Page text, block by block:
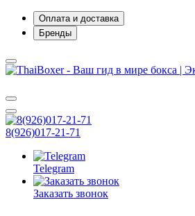
Оплата и доставка
Бренды
8(926)017-21-71
Telegram
Заказать звонок